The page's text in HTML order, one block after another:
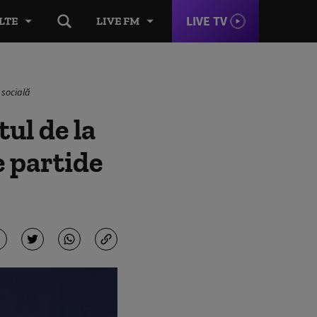
LIVE FM LIVE TV
de la
partide